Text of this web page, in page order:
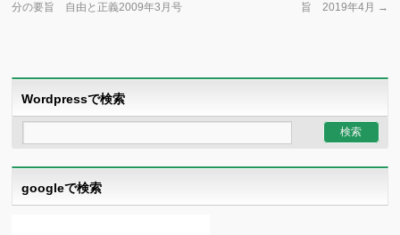
分の要旨 自由と正義2009年3月号
旨 2019年4月 →
Wordpressで検索
googleで検索